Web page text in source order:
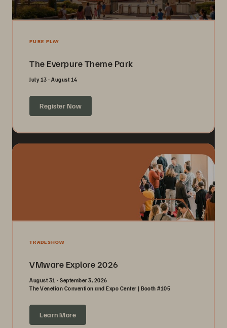
PURE PLAY
The Everpure Theme Park
July 13 - August 14
Register Now
TRADESHOW
VMware Explore 2026
August 31 - September 3, 2026
The Venetian Convention and Expo Center | Booth #105
Learn More